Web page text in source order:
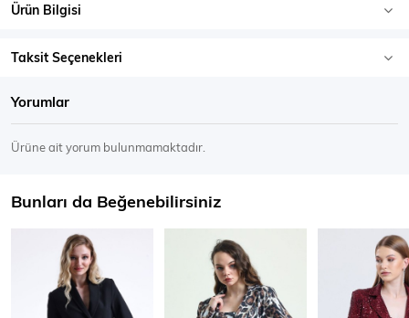
Ürün Bilgisi
Taksit Seçenekleri
Yorumlar
Ürüne ait yorum bulunmamaktadır.
Bunları da Beğenebilirsiniz